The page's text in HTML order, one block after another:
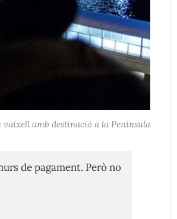
vaixell amb destinació a la Península
de pagament. Però no